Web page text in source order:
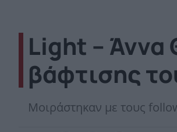
Light –
βάφτισης
Μοιράστηκαν με τους